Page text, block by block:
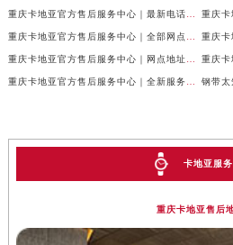
卡地亚服
重庆卡地亚售后